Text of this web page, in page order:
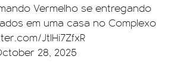
Vermelho se entregando
em uma casa no Complexo
JtIHi7ZfxR
28, 2025